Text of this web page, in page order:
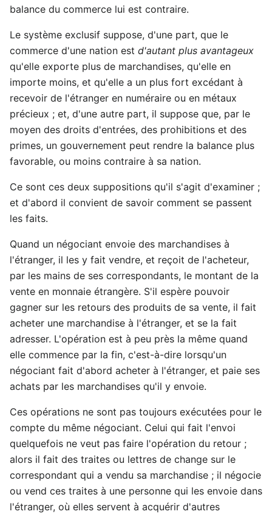
balance du commerce lui est contraire.
Le système exclusif suppose, d'une part, que le
commerce d'une nation est d'autant plus avantageux
qu'elle exporte plus de marchandises, qu'elle en
importe moins, et qu'elle a un plus fort excédant à
recevoir de l'étranger en numéraire ou en métaux
précieux ; et, d'une autre part, il suppose que, par le
moyen des droits d'entrées, des prohibitions et des
primes, un gouvernement peut rendre la balance plus
favorable, ou moins contraire à sa nation.
Ce sont ces deux suppositions qu'il s'agit d'examiner ;
et d'abord il convient de savoir comment se passent
les faits.
Quand un négociant envoie des marchandises à
l'étranger, il les y fait vendre, et reçoit de l'acheteur,
par les mains de ses correspondants, le montant de la
vente en monnaie étrangère. S'il espère pouvoir
gagner sur les retours des produits de sa vente, il fait
acheter une marchandise à l'étranger, et se la fait
adresser. L'opération est à peu près la même quand
elle commence par la fin, c'est-à-dire lorsqu'un
négociant fait d'abord acheter à l'étranger, et paie ses
achats par les marchandises qu'il y envoie.
Ces opérations ne sont pas toujours exécutées pour le
compte du même négociant. Celui qui fait l'envoi
quelquefois ne veut pas faire l'opération du retour ;
alors il fait des traites ou lettres de change sur le
correspondant qui a vendu sa marchandise ; il négocie
ou vend ces traites à une personne qui les envoie dans
l'étranger, où elles servent à acquérir d'autres